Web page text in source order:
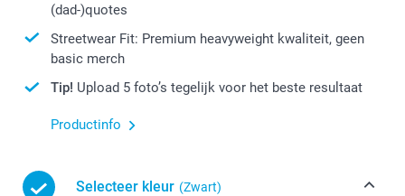
(dad-)quotes
Streetwear Fit: Premium heavyweight kwaliteit, geen
basic merch
Tip! Upload 5 foto’s tegelijk voor het beste resultaat
Productinfo
Selecteer kleur (Zwart)